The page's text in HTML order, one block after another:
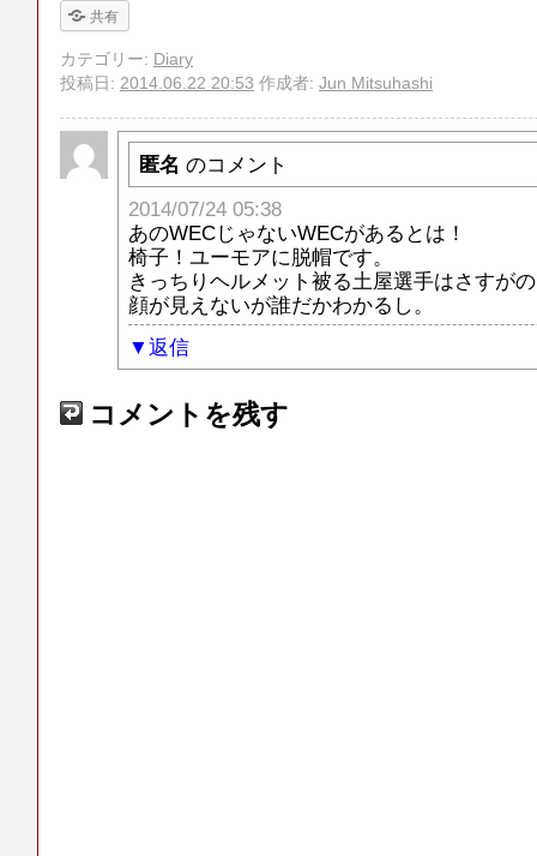
共有
カテゴリー: Diary
投稿日: 2014.06.22 20:53 作成者: Jun Mitsuhashi
匿名 のコメント
2014/07/24 05:38
あのWECじゃないWECがあるとは！
椅子！ユーモアに脱帽です。
きっちりヘルメット被る土屋選手はさすが
顔が見えないが誰だかわかるし。
返信
コメントを残す